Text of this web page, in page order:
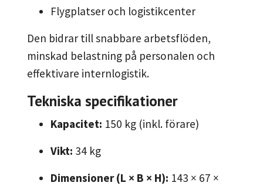
Flygplatser och logistikcenter
Den bidrar till snabbare arbetsflöden,
minskad belastning på personalen och
effektivare internlogistik.
Tekniska specifikationer
Kapacitet: 150 kg (inkl. förare)
Vikt: 34 kg
Dimensioner (L × B × H): 143 × 67 ×